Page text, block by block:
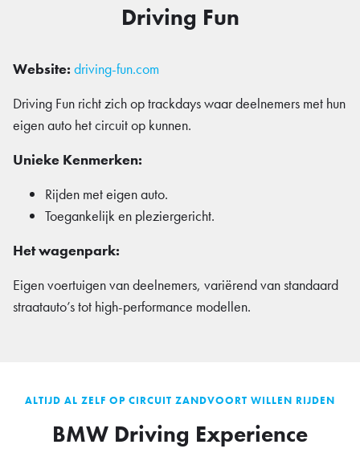
Driving Fun
Website: driving-fun.com
Driving Fun richt zich op trackdays waar deelnemers met hun
eigen auto het circuit op kunnen.
Unieke Kenmerken:
Rijden met eigen auto.
Toegankelijk en pleziergericht.
Het wagenpark:
Eigen voertuigen van deelnemers, variërend van standaard
straatauto’s tot high-performance modellen.
ALTIJD AL ZELF OP CIRCUIT ZANDVOORT WILLEN RIJDEN
BMW Driving Experience